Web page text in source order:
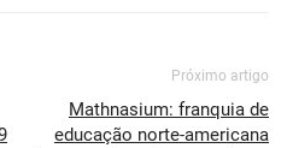
Próximo artigo
Mathnasium: franquia de
educação norte-americana